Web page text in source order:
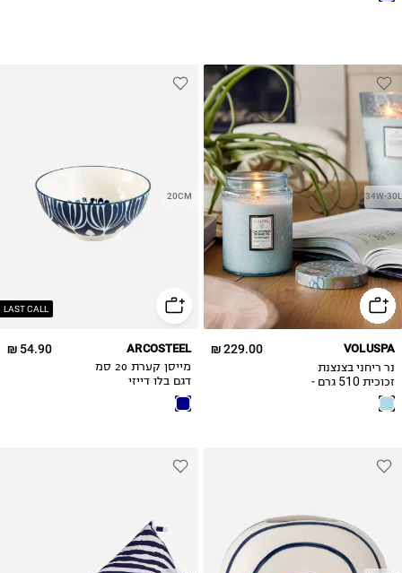
34W-30L
229.00 ₪ VOLUSPA
נר ריחני בצנצנת
זכוכית 510 גרם -
California
Summers
LAST CALL
20CM
54.90 ₪ ARCOSTEEL
מייסן קערת 20 סמ
דגם בלו דייזי